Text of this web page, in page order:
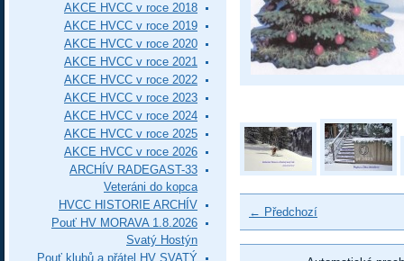
← Předchozí
AKCE HVCC v roce 2018
AKCE HVCC v roce 2019
AKCE HVCC v roce 2020
AKCE HVCC v roce 2021
AKCE HVCC v roce 2022
AKCE HVCC v roce 2023
AKCE HVCC v roce 2024
AKCE HVCC v roce 2025
AKCE HVCC v roce 2026
ARCHÍV RADEGAST-33
Veteráni do kopca
HVCC HISTORIE ARCHÍV
Pouť HV MORAVA 1.8.2026
Svatý Hostýn
Pouť klubů a přátel HV SVATÝ